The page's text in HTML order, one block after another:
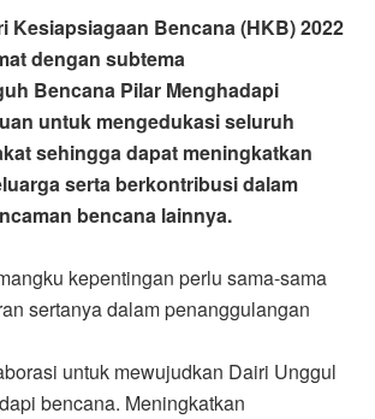
Kesiapsiagaan Bencana (HKB) 2022
dengan subtema
Bencana Pilar Menghadapi
untuk mengedukasi seluruh
sehingga dapat meningkatkan
serta berkontribusi dalam
bencana lainnya.
kepentingan perlu sama-sama
sertanya dalam penanggulangan
untuk mewujudkan Dairi Unggul
bencana. Meningkatkan